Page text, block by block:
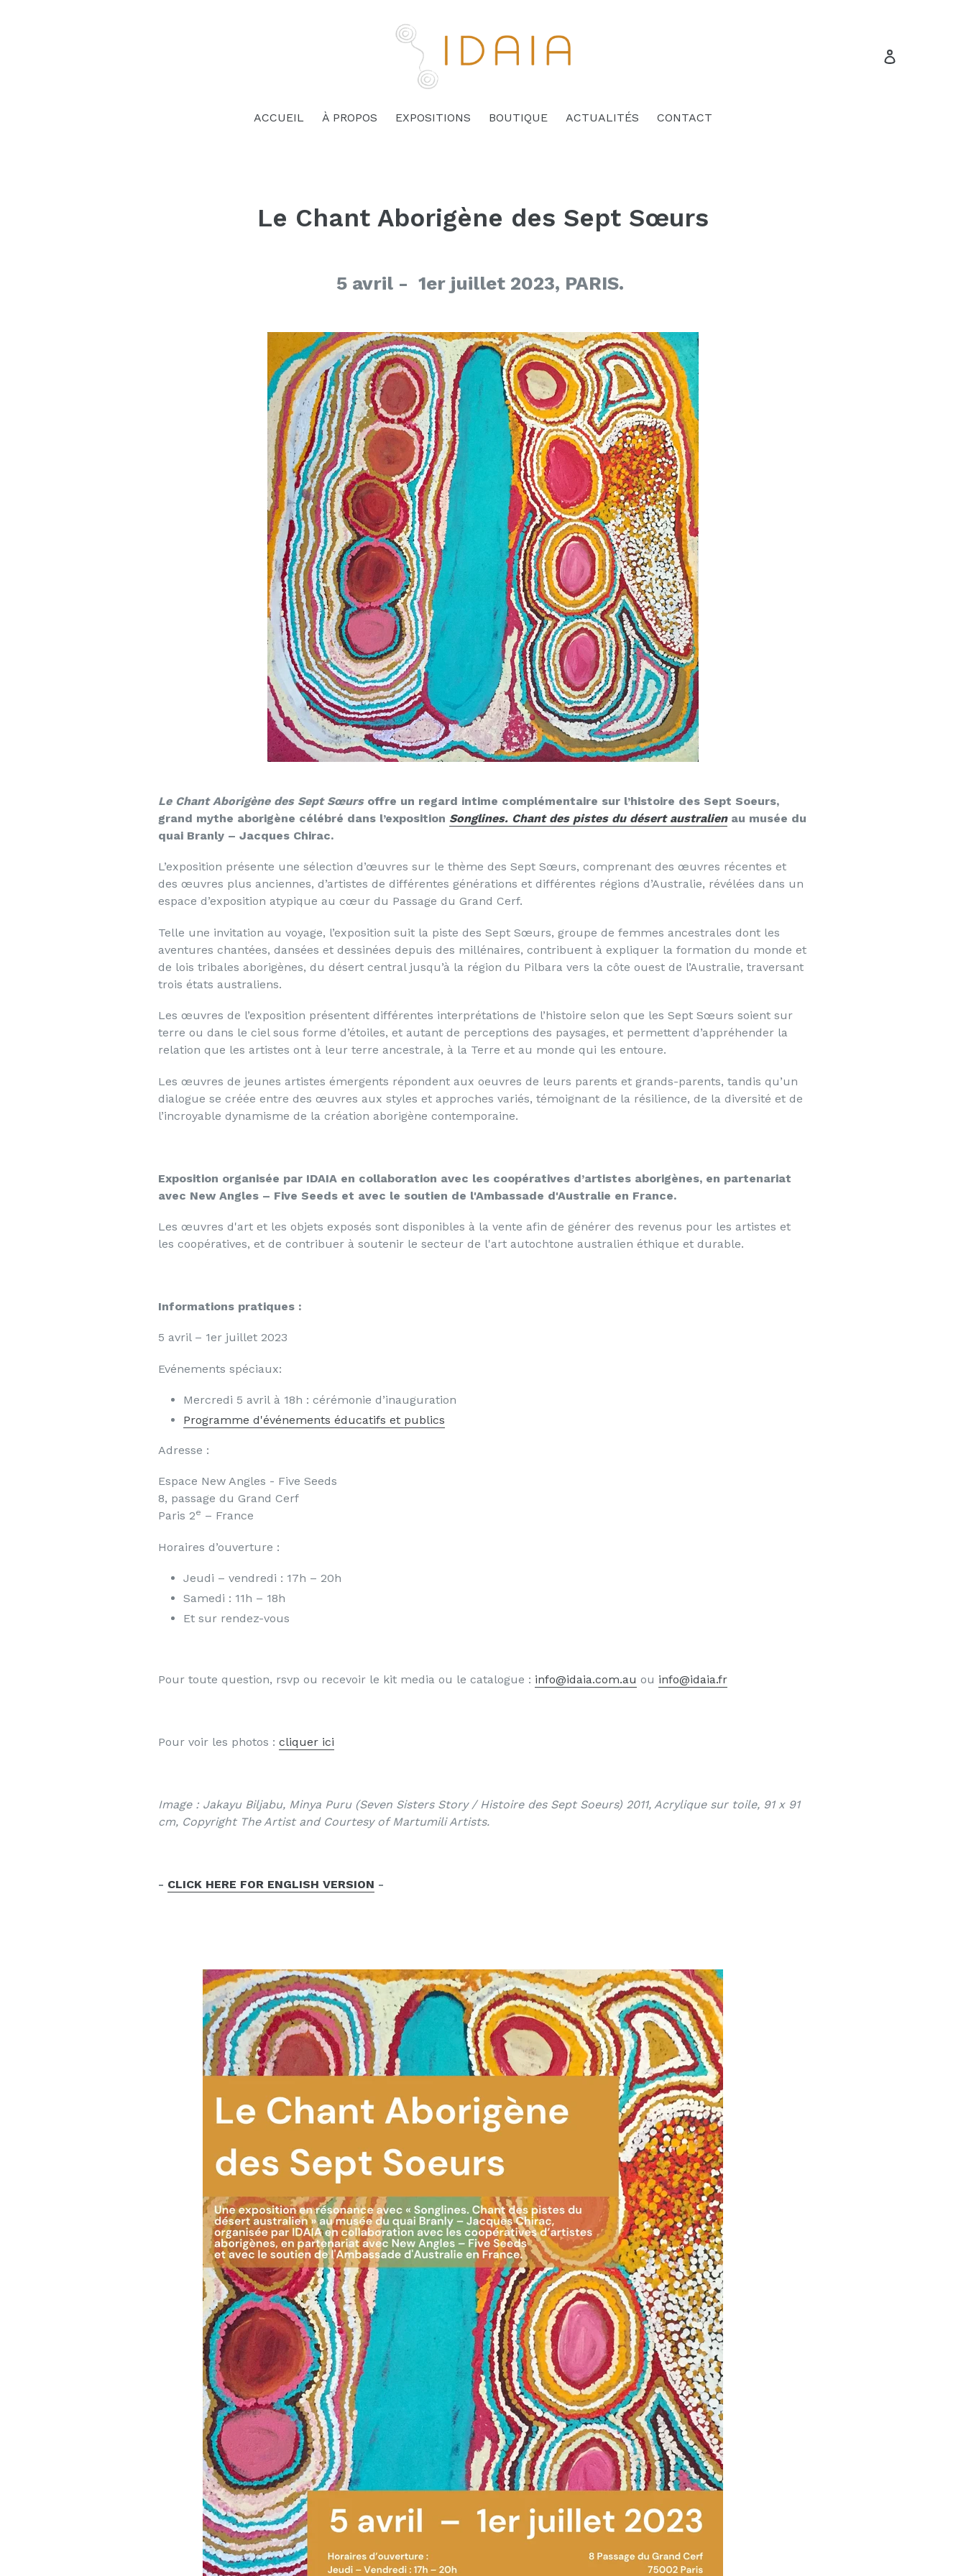
ACCUEIL À PROPOS EXPOSITIONS BOUTIQUE ACTUALITÉS CONTACT
Le Chant Aborigène des Sept Sœurs
5 avril - 1er juillet 2023, PARIS.
Le Chant Aborigène des Sept Sœursoffre un regard intime complémentaire sur l’histoire des Sept Soeurs,
grand mythe aborigène célébré dans l’exposition Songlines. Chant des pistes du désert australienau musée du
quai Branly – Jacques Chirac.
L’exposition présente une sélection d’œuvres sur le thème des Sept Sœurs, comprenant des œuvres récentes et
des œuvres plus anciennes, d’artistes de différentes générations et différentes régions d’Australie, révélées dans un
espace d’exposition atypique au cœur du Passage du Grand Cerf.
Telle une invitation au voyage, l’exposition suit la piste des Sept Sœurs, groupe de femmes ancestrales dont les
aventures chantées, dansées et dessinées depuis des millénaires, contribuent à expliquer la formation du monde et
de lois tribales aborigènes, du désert central jusqu’à la région du Pilbara vers la côte ouest de l’Australie, traversant
trois états australiens.
Les œuvres de l’exposition présentent différentes interprétations de l’histoire selon que les Sept Sœurs soient sur
terre ou dans le ciel sous forme d’étoiles, et autant de perceptions des paysages, et permettent d’appréhender la
relation que les artistes ont à leur terre ancestrale, à la Terre et au monde qui les entoure.
Les œuvres de jeunes artistes émergents répondent aux oeuvres de leurs parents et grands-parents, tandis qu’un
dialogue se créée entre des œuvres aux styles et approches variés, témoignant de la résilience, de la diversité et de
l’incroyable dynamisme de la création aborigène contemporaine.
Exposition organisée par IDAIA en collaboration avec les coopératives d’artistes aborigènes, en partenariat
avec New Angles – Five Seeds et avec le soutien de l'Ambassade d'Australie en France.
Les œuvres d'art et les objets exposés sont disponibles à la vente afin de générer des revenus pour les artistes et
les coopératives, et de contribuer à soutenir le secteur de l'art autochtone australien éthique et durable.
Informations pratiques :
5 avril – 1er juillet 2023
Evénements spéciaux:
Mercredi 5 avril à 18h : cérémonie d’inauguration
Programme d'événements éducatifs et publics
Adresse :
Espace New Angles - Five Seeds
8, passage du Grand Cerf
Paris 2e – France
Horaires d’ouverture :
Jeudi – vendredi : 17h – 20h
Samedi : 11h – 18h
Et sur rendez-vous
Pour toute question, rsvp ou recevoir le kit media ou le catalogue : info@idaia.com.au ou info@idaia.fr
Pour voir les photos :cliquer ici
Image : Jakayu Biljabu, Minya Puru (Seven Sisters Story / Histoire des Sept Soeurs) 2011, Acrylique sur toile, 91 x 91
cm, Copyright The Artist and Courtesy of Martumili Artists.
- CLICK HERE FOR ENGLISH VERSION -